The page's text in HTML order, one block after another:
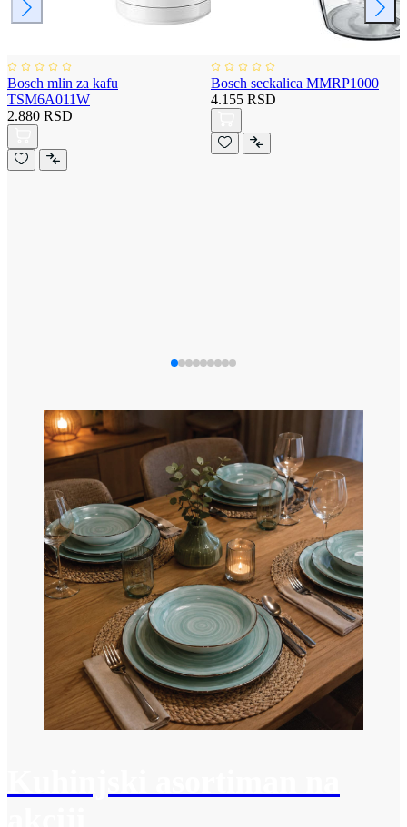
Bosch mlin za kafu
TSM6A011W
2.880 RSD
Bosch seckalica MMRP1000
4.155 RSD